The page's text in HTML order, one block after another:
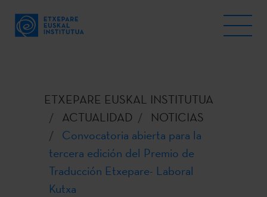
ETXEPARE EUSKAL INSTITUTUA
ACTUALIDAD
NOTICIAS
Convocatoria abierta para la
tercera edición del Premio de
Traducción Etxepare- Laboral
Kutxa